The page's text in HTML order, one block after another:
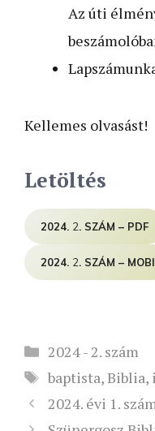
Az úti
Kellemes olvasást!
Letöltés
2024. 2. SZÁM – PDF
2024. 2. SZÁM – MOBI
Kategória
2024 - 2. szám
Címkék
baptista,Biblia,
2024. évi 1.